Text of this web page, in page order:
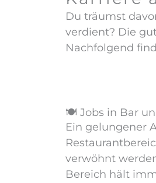
Du träumst
verdient? Die
Nachfolgend
🍽️ Jobs in Bar
Ein gelungener
verwöhnt
Bereich hält